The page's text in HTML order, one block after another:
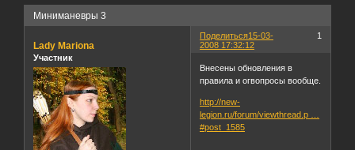
Миниманевры 3
Поделиться 1
15-03-
2008 17:32:12
Lady Mariona
Участник
Внесены обновления в
правила и огвопросы вообще.
http://new-
legion.ru/forum/viewthread.p …
#post_1585